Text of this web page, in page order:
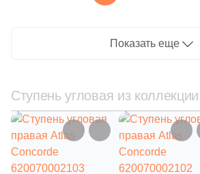
бежевая матовая
бежевая
Показать еще
Ступень угловая из